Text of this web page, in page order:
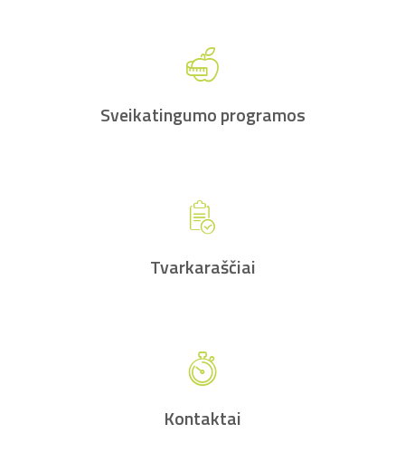
Sveikatingumo programos
Tvarkaraščiai
Kontaktai